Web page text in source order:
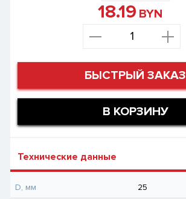
18.19 BYN
БЫСТРЫЙ ЗАКАЗ
В КОРЗИНУ
Технические данные
D, мм 25